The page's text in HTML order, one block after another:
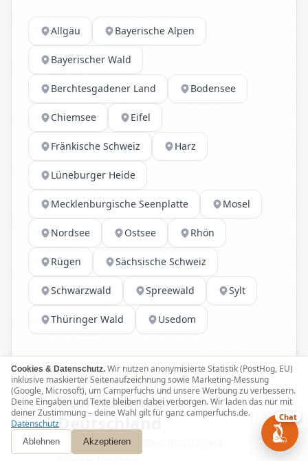
Allgäu Bayerische Alpen
Bayerischer Wald
Berchtesgadener Land Bodensee
Chiemsee Eifel
Fränkische Schweiz Harz
Lüneburger Heide
Mecklenburgische Seenplatte Mosel
Nordsee Ostsee Rhön
Rügen Sächsische Schweiz
Schwarzwald Spreewald Sylt
Thüringer Wald Usedom
BUNDESLÄNDER
Bundesländer in
Deutschland
Wohnmobile in allen deutschen
Cookies & Datenschutz. Wir nutzen anonymisierte Statistik (PostHog, EU)
inklusive maskierter Seitenaufzeichnung sowie Marketing-Messung
(Google, Microsoft), um Camperfuchs und unsere Werbung zu verbessern.
Deine Eingaben und Texte bleiben dabei verborgen. Wir laden das nur mit
deiner Zustimmung – deine Wahl gilt für ganz camperfuchs.de.
Datenschutz
Ablehnen Akzeptieren
Chat